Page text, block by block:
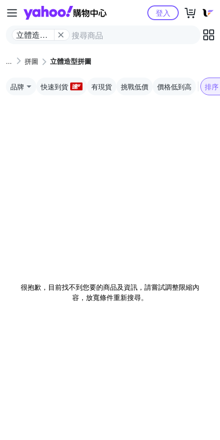
Yahoo購物中心
立體造型
登入
拼圖 立體造型拼圖
品牌 快速到貨 有現貨 挑戰低價 價格低到高 排序
很抱歉，目前找不到您要的商品及資訊，請嘗試調整限縮內
容，放寬條件重新搜尋。